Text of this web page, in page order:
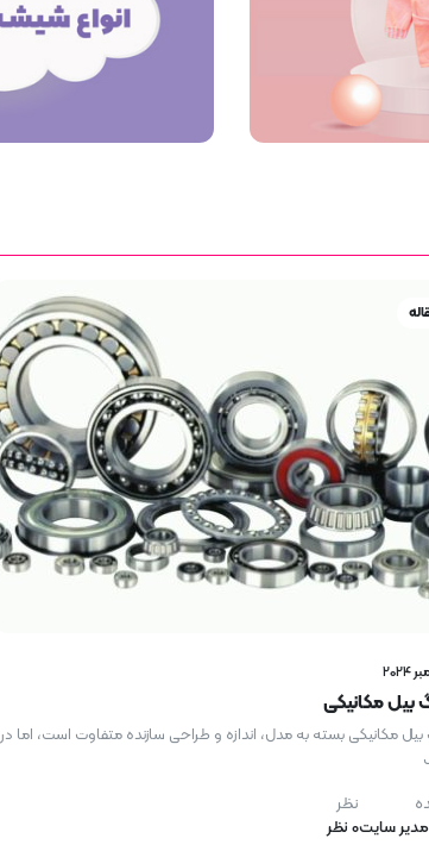
بیل مکانیکی
بیل مکانیکی بسته به مدل، اندازه و طراحی سازنده متفاوت است، اما در
مدیر سایت
نظر
0 نظر